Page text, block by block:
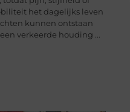
het dagelijks leven
kunnen ontstaan
verkeerde houding ...